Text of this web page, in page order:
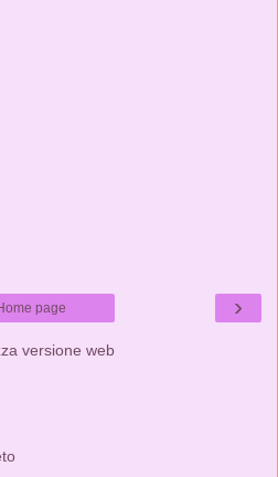
›
page
versione web